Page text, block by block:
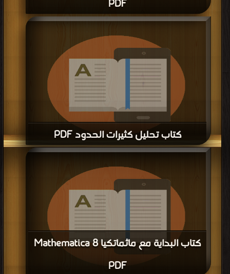
PDF
كتاب تحليل كثيرات الحدود PDF
قراءة و تحميل كتاب كتاب تحليل كثيرات الحدود PDF مجانا | مكتبة >
كتب في Free
Download| التحميل : مرة/مرات
كتاب البداية مع ماثماتكيا Mathematica 8
PDF